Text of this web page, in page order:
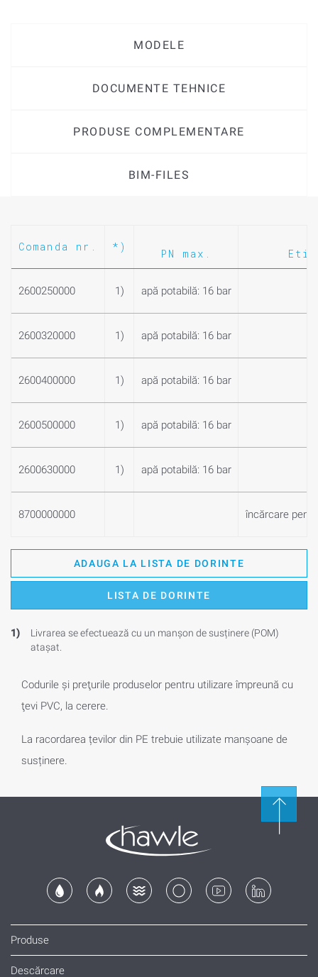
MODELE
DOCUMENTE TEHNICE
PRODUSE COMPLEMENTARE
BIM-FILES
Comanda nr. *)
PN max.
2600250000 1) apă potabilă: 16 bar
2600320000 1) apă potabilă: 16 bar
2600400000 1) apă potabilă: 16 bar
2600500000 1) apă potabilă: 16 bar
2600630000 1) apă potabilă: 16 bar
8700000000 încărcare
ADAUGA LA LISTA DE DORINTE
LISTA DE DORINTE
1)
Livrarea se efectuează cu un manșon de susținere (POM)
atașat.
Codurile şi preţurile produselor pentru utilizare împreună cu
ţevi PVC, la cerere.
La racordarea țevilor din PE trebuie utilizate manșoane de
susținere.
Produse
Descărcare